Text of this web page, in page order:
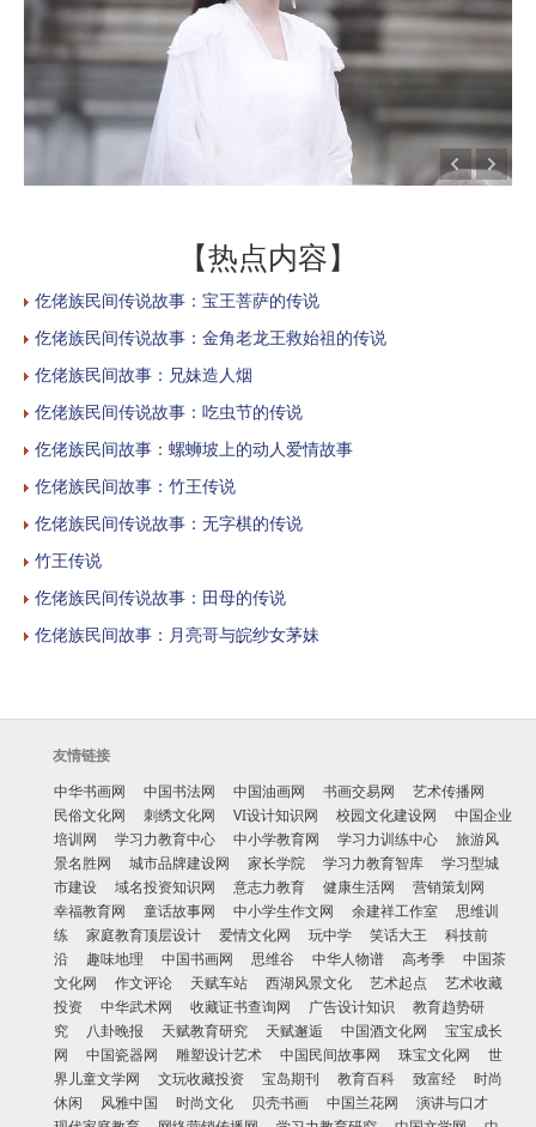
【热点内容】
仡佬族民间传说故事：宝王菩萨的传说
仡佬族民间传说故事：金角老龙王救始祖的传说
仡佬族民间故事：兄妹造人烟
仡佬族民间传说故事：吃虫节的传说
仡佬族民间故事：螺蛳坡上的动人爱情故事
仡佬族民间故事：竹王传说
仡佬族民间传说故事：无字棋的传说
竹王传说
仡佬族民间传说故事：田母的传说
仡佬族民间故事：月亮哥与皖纱女茅妹
友情链接
中华书画网
中国书法网 中国油画网 书画交易网
艺术传播网
民俗文化网
刺绣文化网 VI设计知识网 校园文化建设网
中国企业
培训网
学习力教育中心 中小学教育网 学习力训练中心
旅游风
景名胜网
城市品牌建设网 家长学院 学习力教育智库
学习型城
市建设
域名投资知识网 意志力教育 健康生活网
营销策划网
幸福教育网
童话故事网 中小学生作文网 余建祥工作室
思维训
练
家庭教育顶层设计 爱情文化网 玩中学 笑话大王
科技前
沿
趣味地理 中国书画网 思维谷 中华人物谱 高考季
中国茶
文化网
作文评论 天赋车站 西湖风景文化 艺术起点
艺术收藏
投资
中华武术网 收藏证书查询网 广告设计知识
教育趋势研
究
八卦晚报 天赋教育研究 天赋邂逅 中国酒文化网
宝宝成长
网
中国瓷器网 雕塑设计艺术 中国民间故事网 珠宝文化网
世
界儿童文学网
文玩收藏投资 宝岛期刊 教育百科 致富经
时尚
休闲
风雅中国 时尚文化 贝壳书画 中国兰花网
演讲与口才